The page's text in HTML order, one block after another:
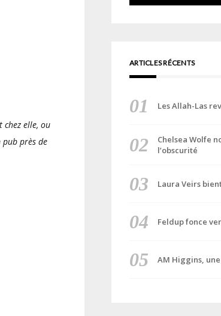
chez elle, ou
pub près de
ARTICLES RÉCENTS
Les Allah-Las
Chelsea Wolfe
l’obscurité
Laura Veirs
Feldup fonce
AM Higgins,